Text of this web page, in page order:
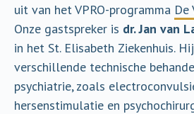
uit van het VPRO-programma De
Onze gastspreker is dr. Jan van
in het St. Elisabeth Ziekenhuis.
verschillende technische
psychiatrie, zoals
hersenstimulatie en